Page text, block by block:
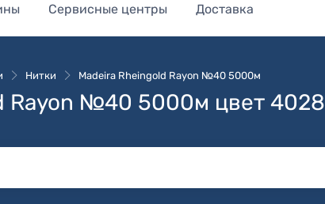
Сервисные центры Доставка
Нитки Madeira Rheingold Rayon №40 5000м
Rayon №40 5000м цвет 4028